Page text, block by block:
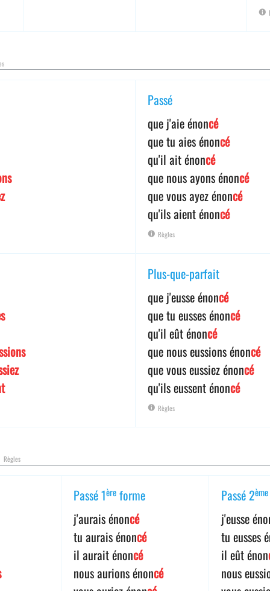
Passé
que j'aie énoncé
que tu aies énoncé
qu'il ait énoncé
que nous ayons énoncé
que vous ayez énoncé
qu'ils aient énoncé
Règles
Plus-que-parfait
que j'eusse énoncé
que tu eusses énoncé
qu'il eût énoncé
que nous eussions énoncé
que vous eussiez énoncé
qu'ils eussent énoncé
Règles
Règles
Passé 1èreforme
j'aurais énoncé
tu aurais énoncé
il aurait énoncé
nous aurions énoncé
Passé 2ème
j'eusse
tu eusses
il eût énon
nous